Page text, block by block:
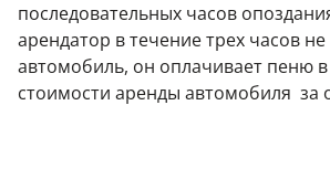
последовательных часов
арендатор в течение трех часов
автомобиль, он оплачивает пеню
стоимости аренды автомобиля за